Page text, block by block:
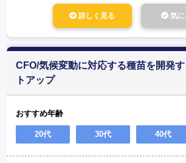
詳しく見る 気に
CFO/気候変動に対応する種苗を開発
トアップ
おすすめ年齢
20代 30代 40代